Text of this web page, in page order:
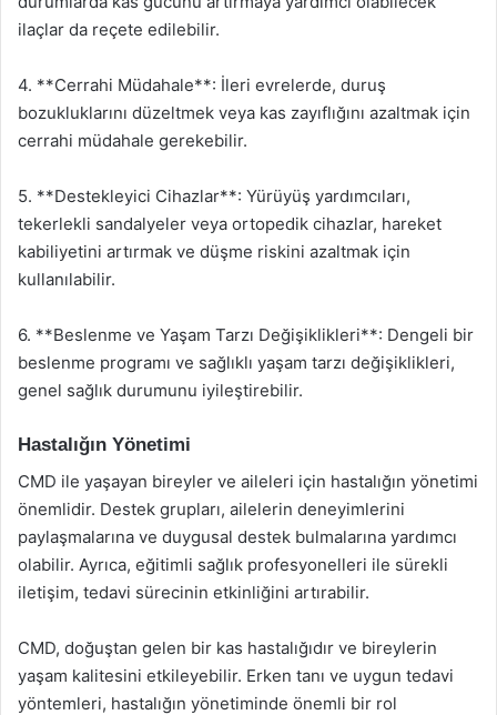
ilaçlar da reçete edilebilir.
4. **Cerrahi Müdahale**: İleri evrelerde, duruş
bozukluklarını düzeltmek veya kas zayıflığını azaltmak için
cerrahi müdahale gerekebilir.
5. **Destekleyici Cihazlar**: Yürüyüş yardımcıları,
tekerlekli sandalyeler veya ortopedik cihazlar, hareket
kabiliyetini artırmak ve düşme riskini azaltmak için
kullanılabilir.
6. **Beslenme ve Yaşam Tarzı Değişiklikleri**: Dengeli bir
beslenme programı ve sağlıklı yaşam tarzı değişiklikleri,
genel sağlık durumunu iyileştirebilir.
Hastalığın Yönetimi
CMD ile yaşayan bireyler ve aileleri için hastalığın yönetimi
önemlidir. Destek grupları, ailelerin deneyimlerini
paylaşmalarına ve duygusal destek bulmalarına yardımcı
olabilir. Ayrıca, eğitimli sağlık profesyonelleri ile sürekli
iletişim, tedavi sürecinin etkinliğini artırabilir.
CMD, doğuştan gelen bir kas hastalığıdır ve bireylerin
yaşam kalitesini etkileyebilir. Erken tanı ve uygun tedavi
yöntemleri, hastalığın yönetiminde önemli bir rol